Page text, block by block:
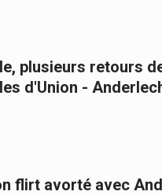
plusieurs retours
d'Union -
flirt avorté avec